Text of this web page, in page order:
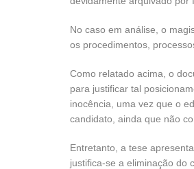
No caso em análise, o
os procedimentos,
Como relatado acima, o
para justificar tal
inocência, uma vez que o
candidato, ainda que não
Entretanto, a tese
justifica-se a eliminação do